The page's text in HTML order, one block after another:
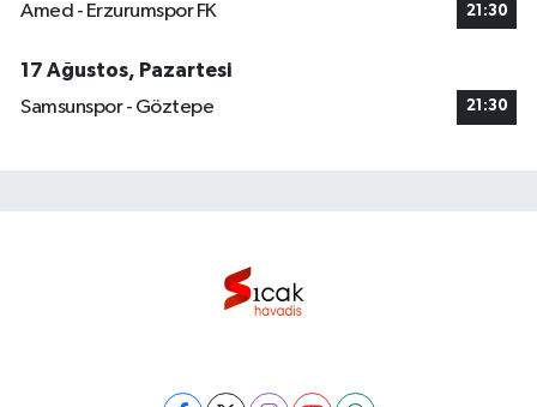
Amed - Erzurumspor FK 21:30
17 Ağustos, Pazartesi
Samsunspor - Göztepe
21:30